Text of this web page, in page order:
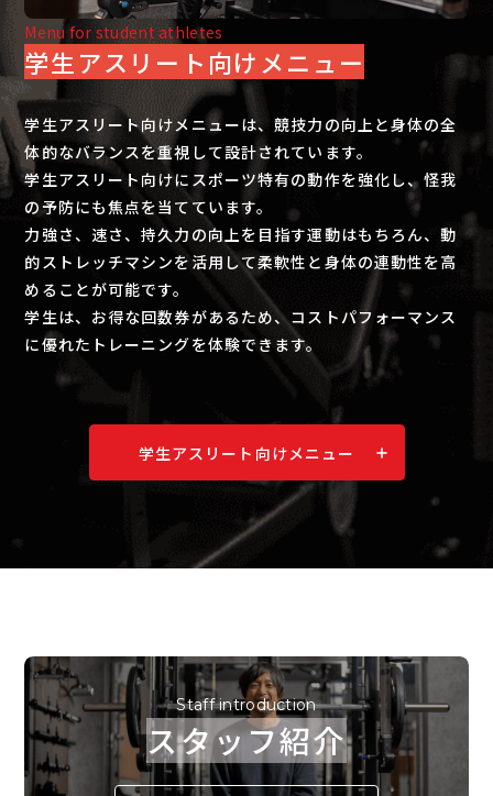
Menu for student athletes
​​​​​​​学生アスリート向けメニュー
学生アスリート向けメニューは、競技力の向上と身体の全
体的なバランスを重視して設計されています。
学生アスリート向けにスポーツ特有の動作を強化し、怪我
の予防にも焦点を当てています。
力強さ、速さ、持久力の向上を目指す運動はもちろん、動
的ストレッチマシンを活用して柔軟性と身体の連動性を高
めることが可能です。
学生は、お得な回数券があるため、コストパフォーマンス
に優れたトレーニングを体験できます。
学生アスリート向けメニュー
Staff introduction
スタッフ紹介